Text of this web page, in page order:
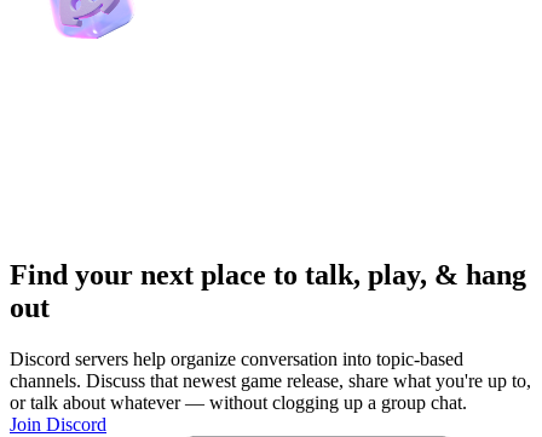
Find your next place to talk, play, & hang
out
Discord servers help organize conversation into topic-based
channels. Discuss that newest game release, share what you're up to,
or talk about whatever — without clogging up a group chat.
Join Discord